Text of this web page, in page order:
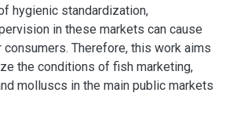
hygienic standardization,
in these markets can cause
Therefore, this work aims
the conditions of fish marketing,
molluscs in the main public markets